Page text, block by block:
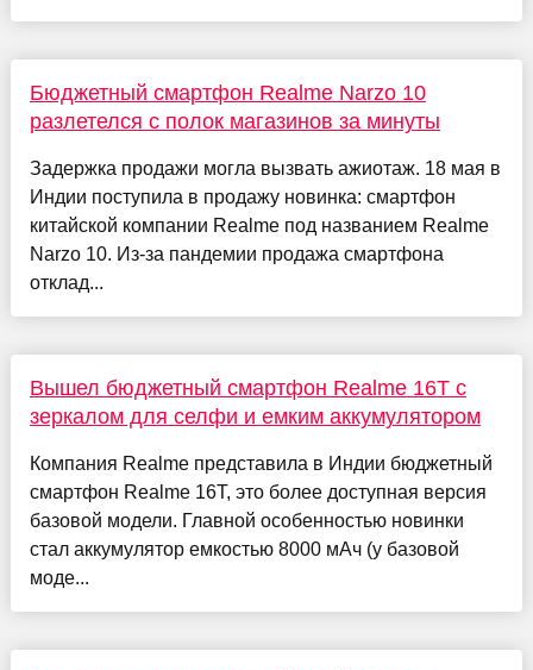
Бюджетный смартфон Realme Narzo 10
разлетелся с полок магазинов за минуты
Задержка продажи могла вызвать ажиотаж. 18 мая в
Индии поступила в продажу новинка: смартфон
китайской компании Realme под названием Realme
Narzo 10. Из-за пандемии продажа смартфона
отклад...
Вышел бюджетный смартфон Realme 16T с
зеркалом для селфи и емким аккумулятором
Компания Realme представила в Индии бюджетный
смартфон Realme 16T, это более доступная версия
базовой модели. Главной особенностью новинки
стал аккумулятор емкостью 8000 мАч (у базовой
моде...